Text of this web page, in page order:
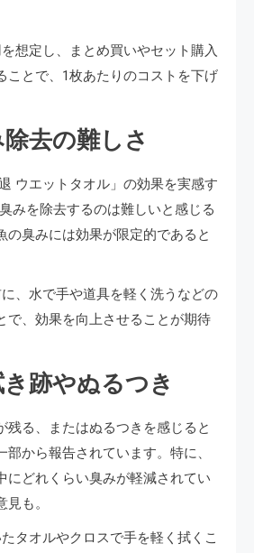
想定し、まとめ買いやセット購入
ことで、1枚あたりのコストを下げ
去の難しさ
ウエットタオル」の効果を実感す
みを除去するのは難しいと感じる
の臭みには効果が限定的であると
、水で手や道具を軽く洗うなどの
で、効果を向上させることが期待
跡やぬるつき
残る、またはぬるつきを感じると
部から報告されています。特に、
にどれくらい臭みが軽減されてい
も。
タオルやクロスで手を軽く拭くこ